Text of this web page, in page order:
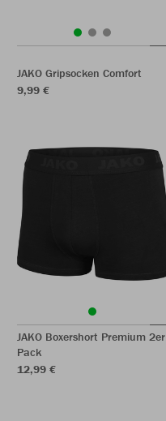
JAKO Gripsocken Comfort
9,99 €
JAKO Boxershort Premium 2er
Pack
12,99 €